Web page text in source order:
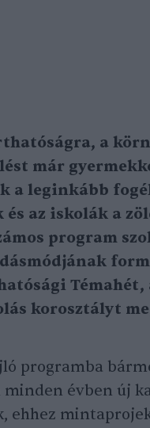
a
már
a leginkább
és az iskolák a
program
korosztályt
programba
minden évben új
ehhez